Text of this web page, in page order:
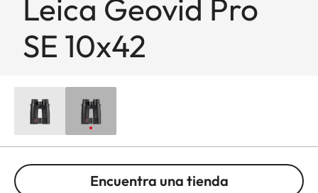
Leica Geovid Pro
SE 10x42
Encuentra una tienda